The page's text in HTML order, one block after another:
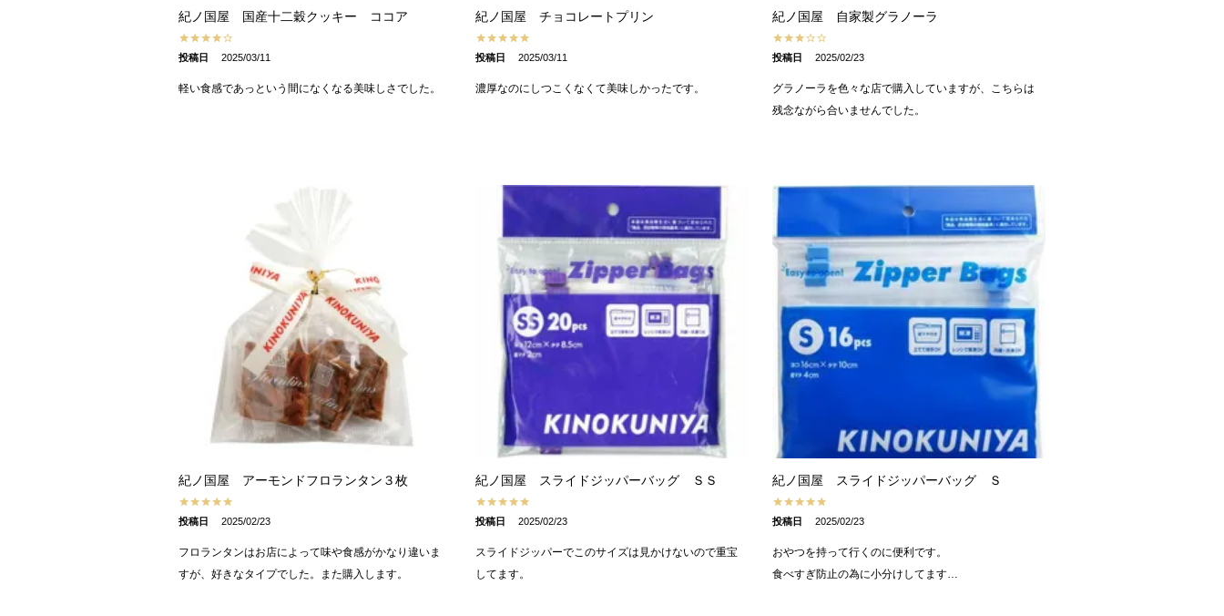
紀ノ国屋 国産十二穀クッキー ココア
投稿日 2025/03/11
軽い食感であっという間になくなる美味しさでした。
紀ノ国屋 チョコレートプリン
投稿日 2025/03/11
濃厚なのにしつこくなくて美味しかったです。
紀ノ国屋 自家製グラノーラ
投稿日 2025/02/23
グラノーラを色々な店で購入していますが、こちらは
残念ながら合いませんでした。
紀ノ国屋 アーモンドフロランタン３枚
投稿日 2025/02/23
フロランタンはお店によって味や食感がかなり違いま
すが、好きなタイプでした。また購入します。
紀ノ国屋 スライドジッパーバッグ ＳＳ
投稿日 2025/02/23
スライドジッパーでこのサイズは見かけないので重宝
してます。
紀ノ国屋 スライドジッパーバッグ Ｓ
投稿日 2025/02/23
おやつを持って行くのに便利です。
食べすぎ防止の為に小分けしてます…